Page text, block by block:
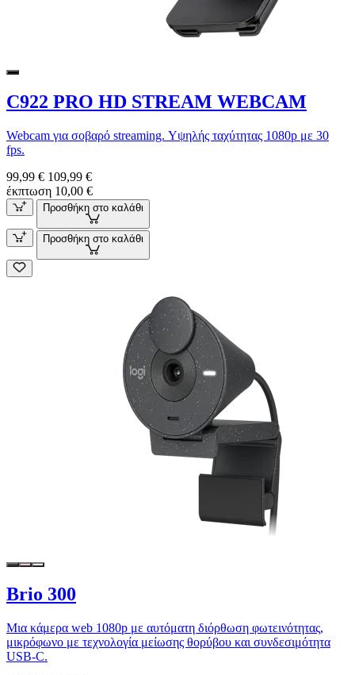
C922 PRO HD STREAM WEBCAM
Webcam για σοβαρό streaming. Υψηλής ταχύτητας 1080p με 30
fps.
99,99 € 109,99 €
έκπτωση 10,00 €
Προσθήκη στο καλάθι
Προσθήκη στο καλάθι
Brio 300
Μια κάμερα web 1080p με αυτόματη διόρθωση φωτεινότητας,
μικρόφωνο με τεχνολογία μείωσης θορύβου και συνδεσιμότητα
USB-C.